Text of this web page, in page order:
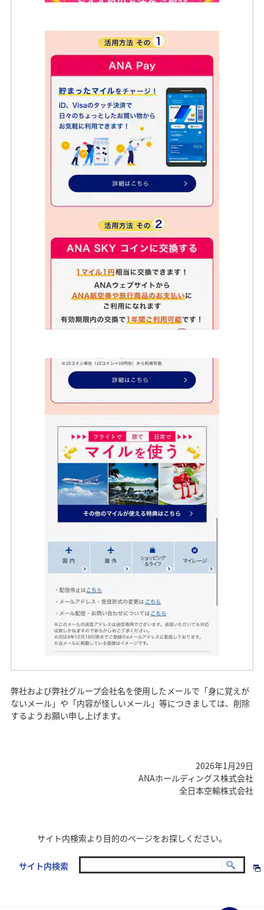
弊社および弊社グループ会社名を使用したメールで「身に覚えが
ないメール」や「内容が怪しいメール」等につきましては、削除
するようお願い申し上げます。
2026年1月29日
ANAホールディングス株式会社
全日本空輸株式会社
サイト内検索より目的のページをお探しください。
サイト内検索